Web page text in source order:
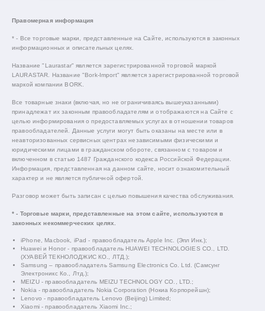
Правомерная информация
* - Все торговые марки, представленные на Сайте, используются в законных
информационных и описательных целях.
Название "Laurastar" является зарегистрированной торговой маркой
LAURASTAR. Название "Bork-Import" является зарегистрированной торговой
маркой компании BORK.
Все товарные знаки (включая, но не ограничиваясь вышеуказанными)
принадлежат их законным правообладателям и отображаются на Сайте с
целью информирования о предоставляемых услугах в отношении товаров
правообладателей. Данные услуги могут быть оказаны на месте или в
неавторизованных сервисных центрах независимыми физическими и
юридическими лицами в гражданском обороте, связанном с товаром и
включенном в статью 1487 Гражданского кодекса Российской Федерации.
Информация, представленная на данном сайте, носит ознакомительный
характер и не является публичной офертой.
Разговор может быть записан с целью повышения качества обслуживания.
* - Торговые марки, представленные на этом сайте, используются в
законных некоммерческих целях.
iPhone, Macbook, iPad - правообладатель Apple Inc. (Эпл Инк.);
Huawei и Honor - правообладатель HUAWEI TECHNOLOGIES CO., LTD.
(ХУАВЕЙ ТЕКНОЛОДЖИС КО., ЛТД.);
Samsung – правообладатель Samsung Electronics Co. Ltd. (Самсунг
Электроникс Ко., Лтд.);
MEIZU - правообладатель MEIZU TECHNOLOGY CO., LTD.;
Nokia - правообладатель Nokia Corporation (Нокиа Корпорейшн);
Lenovo - правообладатель Lenovo (Beijing) Limited;
Xiaomi - правообладатель Xiaomi Inc.;